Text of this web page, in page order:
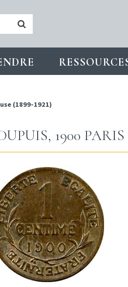
(1899-1921)
1900 PARIS